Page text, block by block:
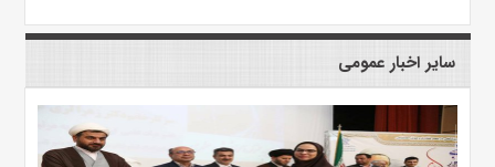
سایر اخبار عمومی